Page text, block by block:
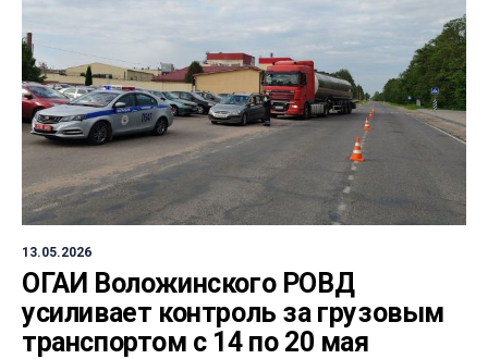
13.05.2026
ОГАИ Воложинского РОВД
усиливает контроль за грузовым
транспортом с 14 по 20 мая